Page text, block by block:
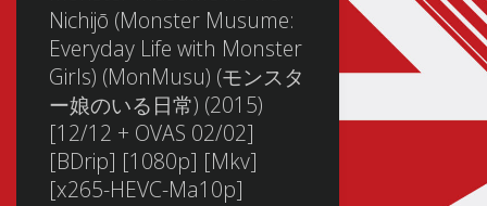
Nichijō (Monster Musume:
Everyday Life with Monster
Girls) (MonMusu) (モンスタ
ー娘のいる日常) (2015)
[12/12 + OVAS 02/02]
[BDrip] [1080p] [Mkv]
[x265-HEVC-Ma10p]